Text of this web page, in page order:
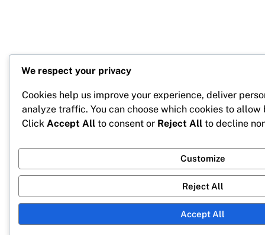
We respect your privacy
Cookies help us improve your experience, deliver
analyze traffic. You can choose which cookies to
Click Accept All to consent or Reject All to decline
Customize
Reject All
Accept All